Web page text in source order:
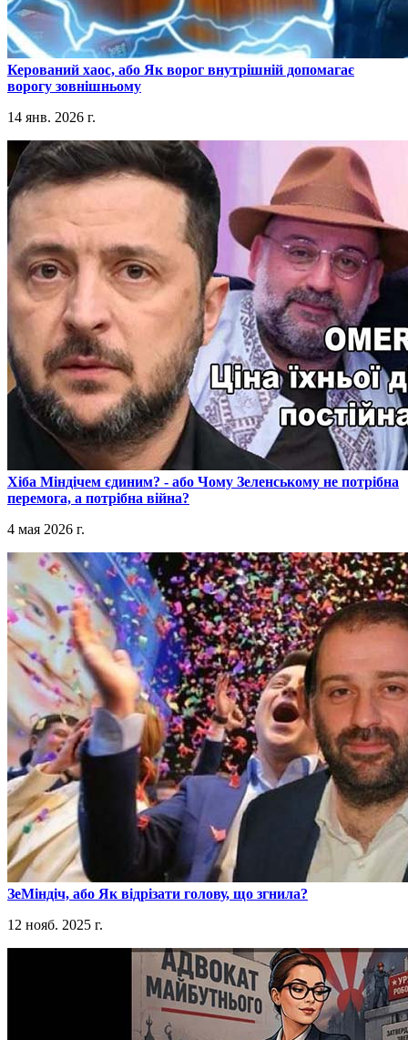
​Керований хаос, або Як ворог внутрішній допомагає
ворогу зовнішньому
14 янв. 2026 г.
​Хіба Міндічем єдиним? - або Чому Зеленському не потрібна
перемога, а потрібна війна?
4 мая 2026 г.
​ЗеМіндіч, або Як відрізати голову, що згнила?
12 нояб. 2025 г.